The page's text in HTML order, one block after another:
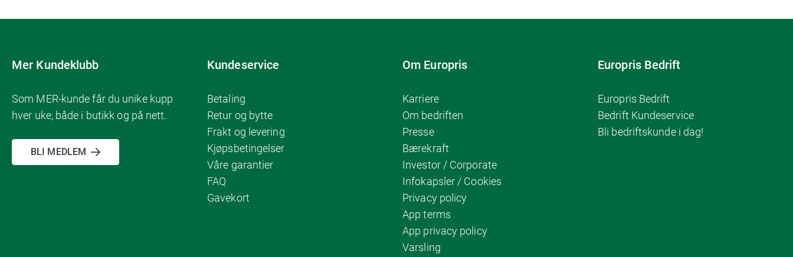
Mer Kundeklubb
Som MER-kunde får du unike kupp
hver uke, både i butikk og på nett.
BLI MEDLEM
Kundeservice
Betaling
Retur og bytte
Frakt og levering
Kjøpsbetingelser
Våre garantier
FAQ
Gavekort
Om Europris
Karriere
Om bedriften
Presse
Bærekraft
Investor / Corporate
Infokapsler / Cookies
Privacy policy
App terms
App privacy policy
Varsling
Europris Bedrift
Europris Bedrift
Bedrift Kundeservice
Bli bedriftskunde i dag!